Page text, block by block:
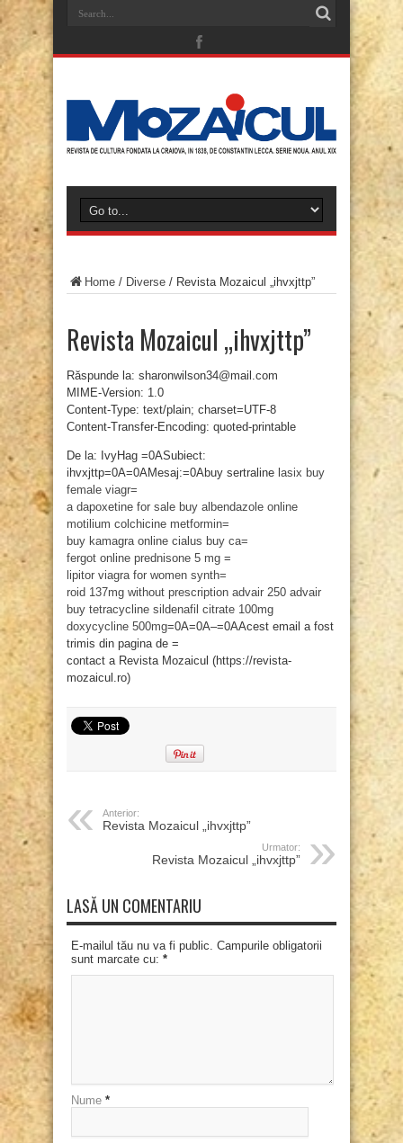
Home / Diverse / Revista Mozaicul „ihvxjttp”
Revista Mozaicul „ihvxjttp”
Răspunde la: sharonwilson34@mail.com
MIME-Version: 1.0
Content-Type: text/plain; charset=UTF-8
Content-Transfer-Encoding: quoted-printable
De la: IvyHag =0ASubiect:
ihvxjttp=0A=0AMesaj:=0Abuy sertraline lasix buy
female viagr=
a dapoxetine for sale buy albendazole online
motilium colchicine metformin=
buy kamagra online cialus buy ca=
fergot online prednisone 5 mg =
lipitor viagra for women synth=
roid 137mg without prescription advair 250 advair
buy tetracycline sildenafil citrate 100mg
doxycycline 500mg=0A=0A–=0AAcest email a fost
trimis din pagina de =
contact a Revista Mozaicul (https://revista-
mozaicul.ro)
Anterior:
Revista Mozaicul „ihvxjttp”
Urmator:
Revista Mozaicul „ihvxjttp”
LASĂ UN COMENTARIU
E-mailul tău nu va fi public. Campurile obligatorii
sunt marcate cu: *
Nume *